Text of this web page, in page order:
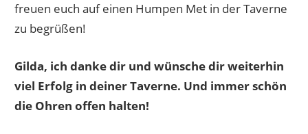
freuen euch auf einen Humpen Met in der Taverne
zu begrüßen!
Gilda, ich danke dir und wünsche dir weiterhin
viel Erfolg in deiner Taverne. Und immer schön
die Ohren offen halten!